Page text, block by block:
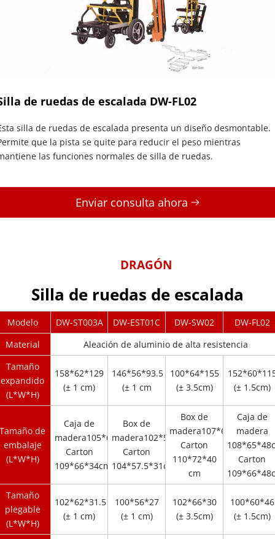
de ruedas de escalada DW-FL02
silla de ruedas de escalada presenta un diseño desmontable.
que la pista se quite para reducir el peso mientras
las funciones normales de silla de ruedas.
Enviar consulta ahora
DRAGÓN
Silla de ruedas de escalada
Modelo DW-ST003A DW-EST01C DW-SW02
DW-FL02
Material
Aleación de aluminio de alta resistencia
Tamaño
expandido
(L*W*H)
158*62*129
(± 1 cm)
146*56*93.5
(± 1 cm
100*64*155
(± 3.5cm)
(± 1.5cm)
Tamaño de
embalaje
(L*W*H)
Caja de
madera105*65*34cm
Carton
109*66*34cm
Box de
madera102*55*29cm
Carton
104*57.5*31cm
Box de
madera107*69.5*37.5cm
Carton
110*72*40
cm
Caja de
madera
Carton
Tamaño
plegable
(L*W*H)
102*62*31.5
(± 1 cm)
100*56*27
(± 1 cm)
102*66*30
(± 3.5cm)
100*60*46
(± 1.5cm)